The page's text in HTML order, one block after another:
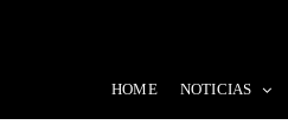
HOME NOTICIAS